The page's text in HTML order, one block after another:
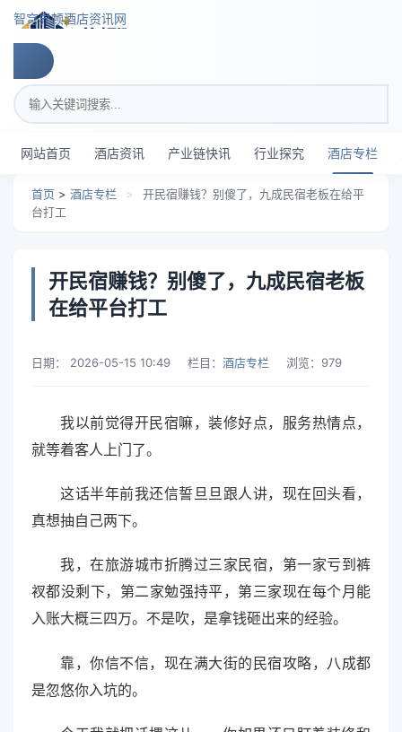
跳转到主要内容
智穹界顿酒店资讯网
搜索关键词
网站首页 酒店资讯 产业链快讯 行业探究 酒店专栏
首页 > 酒店专栏 >
开民宿赚钱？别傻了，九成民宿老板在给平
台打工
开民宿赚钱？别傻了，九成民宿老板
在给平台打工
日期： 2026-05-15 10:49 栏目： 酒店专栏 浏览： 979
我以前觉得开民宿嘛，装修好点，服务热情点，
就等着客人上门了。
这话半年前我还信誓旦旦跟人讲，现在回头看，
真想抽自己两下。
我，在旅游城市折腾过三家民宿，第一家亏到裤
衩都没剩下，第二家勉强持平，第三家现在每个月能
入账大概三四万。不是吹，是拿钱砸出来的经验。
靠，你信不信，现在满大街的民宿攻略，八成都
是忽悠你入坑的。